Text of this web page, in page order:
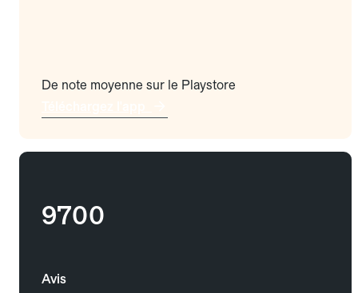
De note moyenne sur le Playstore
9700
Avis